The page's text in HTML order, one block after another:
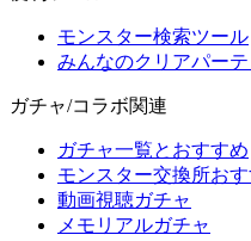
モンスター検索ツール
みんなのクリアパー
ガチャ/コラボ関連
ガチャ一覧とおすすめ
モンスター交換所お
動画視聴ガチャ
メモリアルガチャ